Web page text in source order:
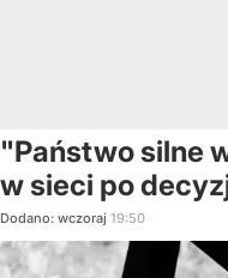
"Państwo silne
w sieci po
Dodano: wczoraj 19:50